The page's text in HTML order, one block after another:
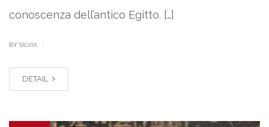
conoscenza dell’antico Egitto. […]
BY SILVIA
DETAIL